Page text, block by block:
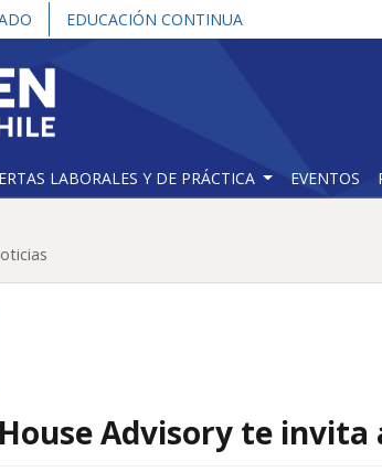
EDUCACIÓN CONTINUA
LABORALES Y DE PRÁCTICA EVENTOS
Advisory te invita